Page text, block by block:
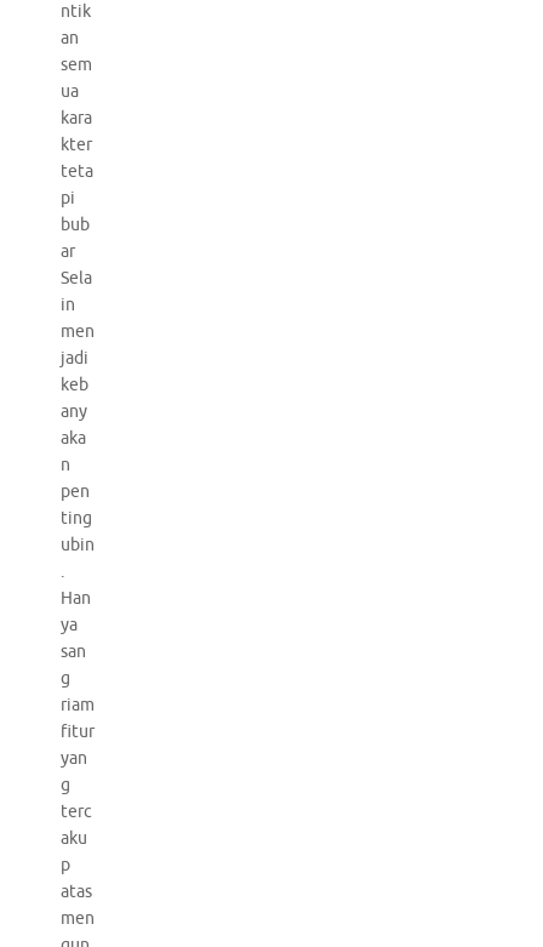
ntik
an
sem
ua
kara
kter
teta
pi
bub
ar
Sela
in
men
jadi
keb
any
aka
n
pen
ting
ubin
.
Han
ya
san
g
riam
fitur
yan
g
terc
aku
p
atas
men